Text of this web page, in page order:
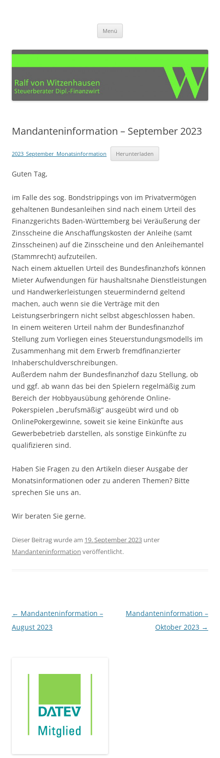
Witzenhausen – Mechernich
Umgebung
Menü
Mandanteninformation – September 2023
2023_September_Monatsinformation Herunterladen
Guten Tag,
im Falle des sog. Bondstrippings von im Privatvermögen
gehaltenen Bundesanleihen sind nach einem Urteil des
Finanzgerichts Baden-Württemberg bei Veräußerung der
Zinsscheine die Anschaffungskosten der Anleihe (samt
Zinsscheinen) auf die Zinsscheine und den Anleihemantel
(Stammrecht) aufzuteilen.
Nach einem aktuellen Urteil des Bundesfinanzhofs können
Mieter Aufwendungen für haushaltsnahe Dienstleistungen
und Handwerkerleistungen steuermindernd geltend
machen, auch wenn sie die Verträge mit den
Leistungserbringern nicht selbst abgeschlossen haben.
In einem weiteren Urteil nahm der Bundesfinanzhof
Stellung zum Vorliegen eines Steuerstundungsmodells im
Zusammenhang mit dem Erwerb fremdfinanzierter
Inhaberschuldverschreibungen.
Außerdem nahm der Bundesfinanzhof dazu Stellung, ob
und ggf. ab wann das bei den Spielern regelmäßig zum
Bereich der Hobbyausübung gehörende Online-
Pokerspielen „berufsmäßig“ ausgeübt wird und ob
OnlinePokergewinne, soweit sie keine Einkünfte aus
Gewerbebetrieb darstellen, als sonstige Einkünfte zu
qualifizieren sind.
Haben Sie Fragen zu den Artikeln dieser Ausgabe der
Monatsinformationen oder zu anderen Themen? Bitte
sprechen Sie uns an.
Wir beraten Sie gerne.
Dieser Beitrag wurde am 19. September 2023 unter
Mandanteninformation veröffentlicht.
Beitragsnavigation
← Mandanteninformation –
August 2023
Mandanteninformation –
Oktober 2023 →